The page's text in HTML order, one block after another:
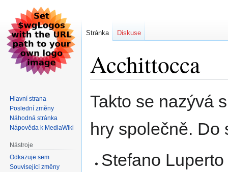
Acchittocca
Takto se nazývá
hry společně. Do
Stefano Luperto
Stránka Diskuse
Hlavní strana
Poslední změny
Náhodná stránka
Nápověda k MediaWiki
Nástroje
Odkazuje sem
Související změny